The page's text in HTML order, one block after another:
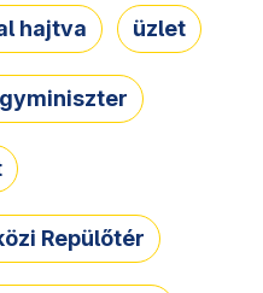
hajtva üzlet
Repülőtér